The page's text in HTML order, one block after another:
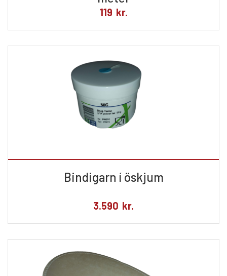
119 kr.
Bindigarn í öskjum
3.590 kr.